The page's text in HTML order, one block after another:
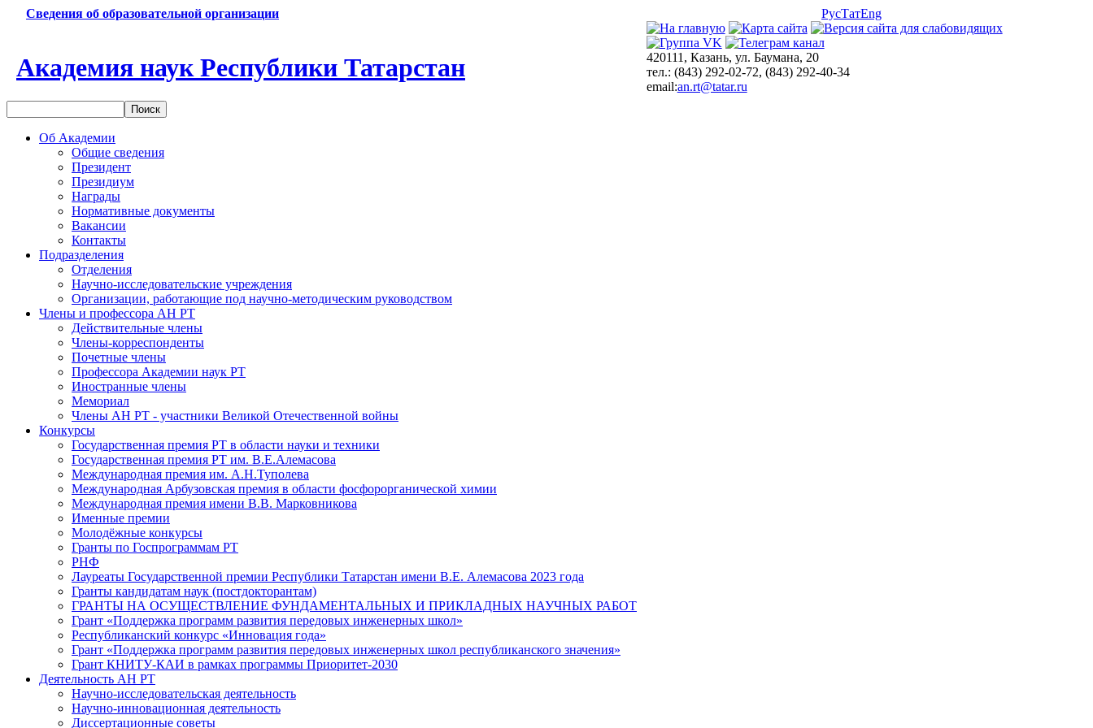
Сведения об образовательной организации РусТатEng
Академия наук Республики Татарстан
420111, Казань, ул. Баумана, 20
тел.: (843) 292-02-72, (843) 292-40-34
email:an.rt@tatar.ru
Об Академии
Общие сведения
Президент
Президиум
Награды
Нормативные документы
Вакансии
Контакты
Подразделения
Отделения
Научно-исследовательские учреждения
Организации, работающие под научно-методическим руководством
Члены и профессора АН РТ
Действительные члены
Члены-корреспонденты
Почетные члены
Профессора Академии наук РТ
Иностранные члены
Мемориал
Члены АН РТ - участники Великой Отечественной войны
Конкурсы
Государственная премия РТ в области науки и техники
Государственная премия РТ им. В.Е.Алемасова
Международная премия им. А.Н.Туполева
Международная Арбузовская премия в области фосфорорганической химии
Международная премия имени В.В. Марковникова
Именные премии
Молодёжные конкурсы
Гранты по Госпрограммам РТ
РНФ
Лауреаты Государственной премии Республики Татарстан имени В.Е. Алемасова 2023 года
Гранты кандидатам наук (постдокторантам)
ГРАНТЫ НА ОСУЩЕСТВЛЕНИЕ ФУНДАМЕНТАЛЬНЫХ И ПРИКЛАДНЫХ НАУЧНЫХ РАБОТ
Грант «Поддержка программ развития передовых инженерных школ»
Республиканский конкурс «Инновация года»
Грант «Поддержка программ развития передовых инженерных школ республиканского значения»
Грант КНИТУ-КАИ в рамках программы Приоритет-2030
Деятельность АН РТ
Научно-исследовательская деятельность
Научно-инновационная деятельность
Диссертационные советы